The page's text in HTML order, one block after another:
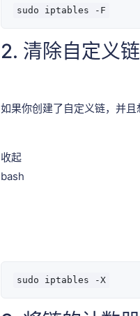
2. 清除自定义链
如果你创建了自定义链，并
收起
bash